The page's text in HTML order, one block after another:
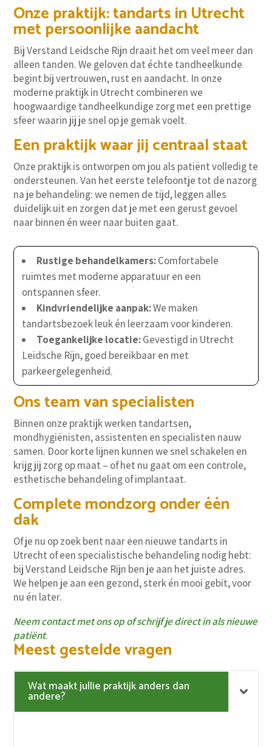
Onze praktijk: tandarts in Utrecht
met persoonlijke aandacht
Bij Verstand Leidsche Rijn draait het om veel meer dan
alleen tanden. We geloven dat échte tandheelkunde
begint bij vertrouwen, rust en aandacht. In onze
moderne praktijk in Utrecht combineren we
hoogwaardige tandheelkundige zorg met een prettige
sfeer waarin jij je snel op je gemak voelt.
Een praktijk waar jij centraal staat
Onze praktijk is ontworpen om jou als patiënt volledig te
ondersteunen. Van het eerste telefoontje tot de nazorg
na je behandeling: we nemen de tijd, leggen alles
duidelijk uit en zorgen dat je met een gerust gevoel
naar binnen én weer naar buiten gaat.
Rustige behandelkamers:Comfortabele
ruimtes met moderne apparatuur en een
ontspannen sfeer.
Kindvriendelijke aanpak:We maken
tandartsbezoek leuk én leerzaam voor kinderen.
Toegankelijke locatie:Gevestigd in Utrecht
Leidsche Rijn, goed bereikbaar en met
parkeergelegenheid.
Ons team van specialisten
Binnen onze praktijk werken tandartsen,
mondhygiënisten, assistenten en specialisten nauw
samen. Door korte lijnen kunnen we snel schakelen en
krijg jij zorg op maat – of het nu gaat om een controle,
esthetische behandeling of implantaat.
Complete mondzorg onder één
dak
Of je nu op zoek bent naar een nieuwe tandarts in
Utrecht of een specialistische behandeling nodig hebt:
bij Verstand Leidsche Rijn ben je aan het juiste adres.
We helpen je aan een gezond, sterk én mooi gebit, voor
nu én later.
Neem contact met ons op of schrijf je direct in als nieuwe
patiënt.
Meest gestelde vragen
Wat maakt jullie praktijk anders dan
andere?